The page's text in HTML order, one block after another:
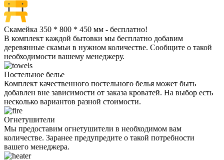
Скамейка 350 * 800 * 450 мм - бесплатно!
В комплект каждой бытовки мы бесплатно добавим
деревянные скамьи в нужном количестве. Сообщите о такой
необходимости вашему менеджеру.
Постельное белье
Комплект качественного постельного белья может быть
добавлен вне зависимости от заказа кроватей. На выбор есть
несколько вариантов разной стоимости.
Огнетушители
Мы предоставим огнетушители в необходимом вам
количестве. Заранее предупредите о такой потребности
вашего менеджера.